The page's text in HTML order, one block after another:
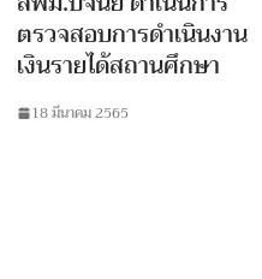
ตรวจสอบการดำเนินงาน
เงินรายได้สถานศึกษา
18 มีนาคม 2565